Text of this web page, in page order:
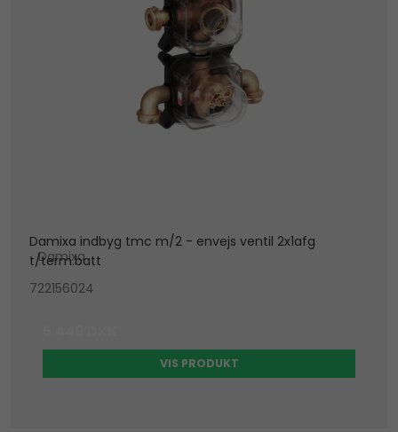
Damixa indbyg tmc m/2 - envejs ventil 2x1afg
t/term.batt
Damixa
722156024
VIS PRODUKT